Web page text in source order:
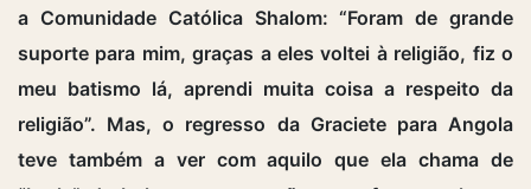
a Comunidade Católica Shalom: “Foram de grande
suporte para mim, graças a eles voltei à religião, fiz o
meu batismo lá, aprendi muita coisa a respeito da
religião”. Mas, o regresso da Graciete para Angola
teve também a ver com aquilo que ela chama de